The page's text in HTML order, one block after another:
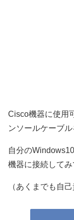
Cisco機器に使用
ンソールケーブ
自分の
機器に接続してみ
（あくまでも自